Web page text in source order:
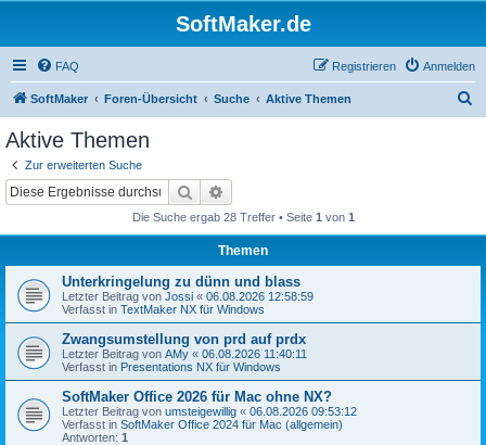
SoftMaker.de
FAQ Anmelden
Registrieren
SoftMaker Foren-Übersicht Suche Aktive Themen
Aktive Themen
Zur erweiterten Suche
Suche
Die Suche ergab 28 Treffer • Seite 1 von 1
Themen
Unterkringelung zu dünn und blass
Letzter Beitrag von Jossi « 06.08.2026 12:58:59
Verfasst in TextMaker NX für Windows
Zwangsumstellung von prd auf prdx
Letzter Beitrag von AMy « 06.08.2026 11:40:11
Verfasst in Presentations NX für Windows
SoftMaker Office 2026 für Mac ohne NX?
Letzter Beitrag von umsteigewillig « 06.08.2026 09:53:12
Verfasst in SoftMaker Office 2024 für Mac (allgemein)
Antworten: 1